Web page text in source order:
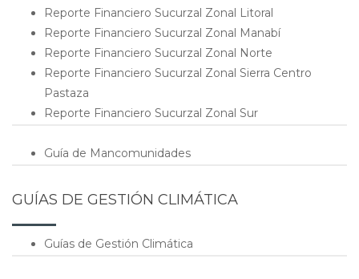
Reporte Financiero Sucurzal Zonal Litoral
Reporte Financiero Sucurzal Zonal Manabí
Reporte Financiero Sucurzal Zonal Norte
Reporte Financiero Sucurzal Zonal Sierra Centro
Pastaza
Reporte Financiero Sucurzal Zonal Sur
Guía de Mancomunidades
GUÍAS DE GESTIÓN CLIMÁTICA
Guías de Gestión Climática